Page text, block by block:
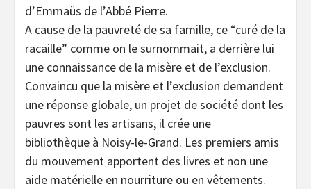
d’Emmaüs de l’Abbé Pierre.
A cause de la pauvreté de sa famille, ce “curé de la
racaille” comme on le surnommait, a derrière lui
une connaissance de la misère et de l’exclusion.
Convaincu que la misère et l’exclusion demandent
une réponse globale, un projet de société dont les
pauvres sont les artisans, il crée une
bibliothèque à Noisy-le-Grand. Les premiers amis
du mouvement apportent des livres et non une
aide matérielle en nourriture ou en vêtements.